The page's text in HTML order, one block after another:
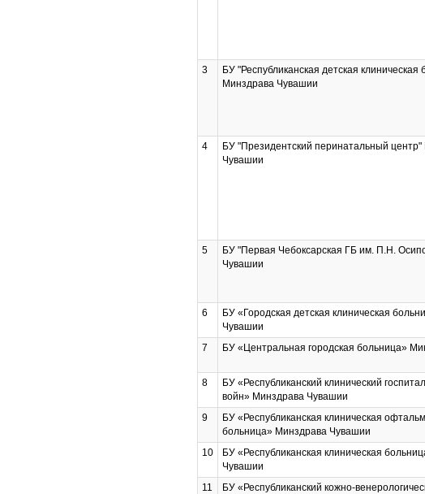
3
БУ "Республиканская детская клиническая
Минздрава Чувашии
4
БУ "Президентский перинатальный
Чувашии
5
БУ "Первая Чебоксарская ГБ им. П.Н.
Чувашии
6
БУ «Городская детская клиническая
Чувашии
7
БУ «Центральная городская больница»
8
БУ «Республиканский клинический
войн» Минздрава Чувашии
9
БУ «Республиканская клиническая
больница» Минздрава Чувашии
10
БУ «Республиканская клиническая
Чувашии
11
БУ «Республиканский кожно-